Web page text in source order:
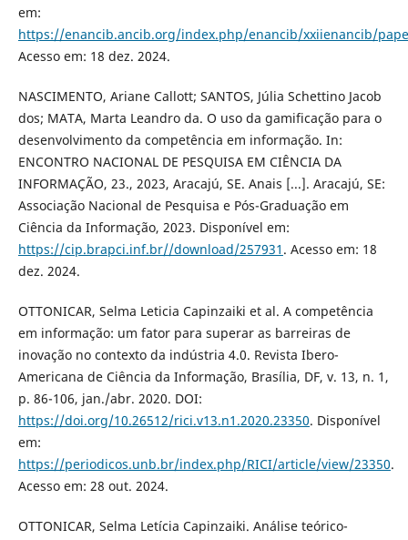
em:
https://enancib.ancib.org/index.php/enancib/xxiienancib/
Acesso em: 18 dez. 2024.
NASCIMENTO, Ariane Callott; SANTOS, Júlia Schettino Jacob
dos; MATA, Marta Leandro da. O uso da gamificação para o
desenvolvimento da competência em informação. In:
ENCONTRO NACIONAL DE PESQUISA EM CIÊNCIA DA
INFORMAÇÃO, 23., 2023, Aracajú, SE. Anais [...]. Aracajú, SE:
Associação Nacional de Pesquisa e Pós-Graduação em
Ciência da Informação, 2023. Disponível em:
https://cip.brapci.inf.br//download/257931 . Acesso em: 18
dez. 2024.
OTTONICAR, Selma Leticia Capinzaiki et al. A competência
em informação: um fator para superar as barreiras de
inovação no contexto da indústria 4.0. Revista Ibero-
Americana de Ciência da Informação, Brasília, DF, v. 13, n. 1,
p. 86-106, jan./abr. 2020. DOI:
https://doi.org/10.26512/rici.v13.n1.2020.23350. Disponível
em:
https://periodicos.unb.br/index.php/RICI/article/view/23350.
Acesso em: 28 out. 2024.
OTTONICAR, Selma Letícia Capinzaiki. Análise teórico-